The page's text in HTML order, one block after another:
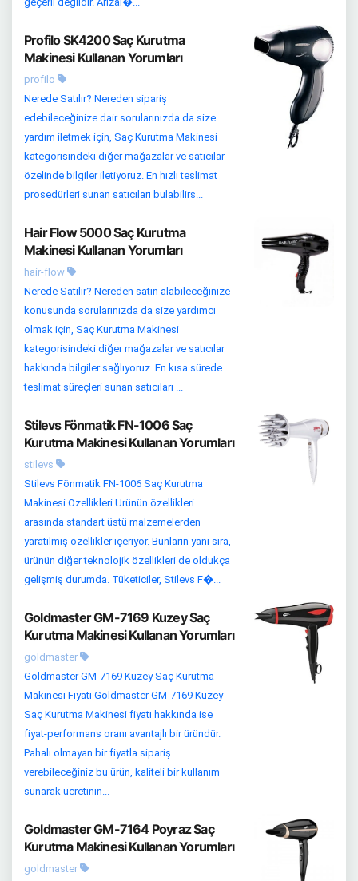
Profilo SK4200 Saç Kurutma
Makinesi Kullanan Yorumları
profilo
Nerede Satılır? Nereden sipariş
edebileceğinize dair sorularınızda da size
yardım iletmek için, Saç Kurutma Makinesi
kategorisindeki diğer mağazalar ve satıcılar
özelinde bilgiler iletiyoruz. En hızlı teslimat
prosedürleri sunan satıcıları bulabilirs...
Hair Flow 5000 Saç Kurutma
Makinesi Kullanan Yorumları
hair-flow
Nerede Satılır? Nereden satın alabileceğinize
konusunda sorularınızda da size yardımcı
olmak için, Saç Kurutma Makinesi
kategorisindeki diğer mağazalar ve satıcılar
hakkında bilgiler sağlıyoruz. En kısa sürede
teslimat süreçleri sunan satıcıları ...
Stilevs Fönmatik FN-1006 Saç
Kurutma Makinesi Kullanan Yorumları
stilevs
Stilevs Fönmatik FN-1006 Saç Kurutma
Makinesi Özellikleri Ürünün özellikleri
arasında standart üstü malzemelerden
yaratılmış özellikler içeriyor. Bunların yanı sıra,
ürünün diğer teknolojik özellikleri de oldukça
gelişmiş durumda. Tüketiciler, Stilevs F�...
Goldmaster GM-7169 Kuzey Saç
Kurutma Makinesi Kullanan Yorumları
goldmaster
Goldmaster GM-7169 Kuzey Saç Kurutma
Makinesi Fiyatı Goldmaster GM-7169 Kuzey
Saç Kurutma Makinesi fiyatı hakkında ise
fiyat-performans oranı avantajlı bir üründür.
Pahalı olmayan bir fiyatla sipariş
verebileceğiniz bu ürün, kaliteli bir kullanım
sunarak ücretinin...
Goldmaster GM-7164 Poyraz Saç
Kurutma Makinesi Kullanan Yorumları
goldmaster